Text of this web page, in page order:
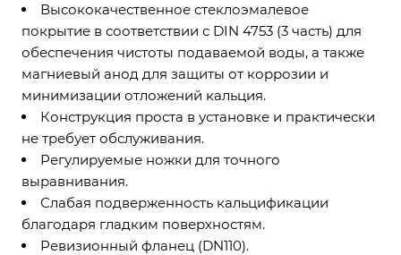
Высококачественное стеклоэмалевое
покрытие в соответствии с DIN 4753 (3 часть) для
обеспечения чистоты подаваемой воды, а также
магниевый анод для защиты от коррозии и
минимизации отложений кальция.
Конструкция проста в установке и практически
не требует обслуживания.
Регулируемые ножки для точного
выравнивания.
Слабая подверженность кальцификации
благодаря гладким поверхностям.
Ревизионный фланец (DN110).